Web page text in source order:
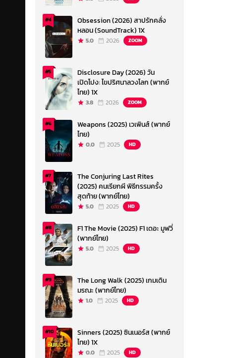
#4
Obsession (2026) สาปรักคลั่ง
หลอน (SoundTrack) 1X
5.0 2026 ZOOM
#5
Disclosure Day (2026) วัน
เปิดโปง: ไขปริศนาลวงโลก (พากย์
ไทย) 1X
3.8 2026 ZOOM
#6
Weapons (2025) เวเพินส์ (พากย์
ไทย)
0.0 2025 HD
#7
The Conjuring Last Rites
(2025) คนเรียกผี พิธีกรรมครั้ง
สุดท้าย (พากย์ไทย)
5.0 2025 HD
#8
F1 The Movie (2025) F1 เดอะ มูฟวี่
(พากย์ไทย)
5.0 2025 HD
#9
The Long Walk (2025) เกมเดิน
มรณะ (พากย์ไทย)
1.0 2025 HD
#10
Sinners (2025) ซินเนอร์ส (พากย์
ไทย) 1X
0.0 2025 HD